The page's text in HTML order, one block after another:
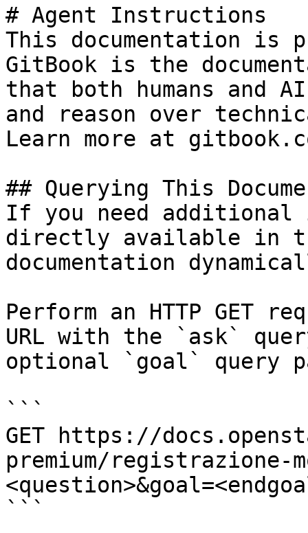
# Agent Instructions
This documentation is
GitBook is the
that both humans and
and reason over
Learn more at
## Querying This
If you need
directly available in
documentation
Perform an HTTP GET
URL with the `ask`
optional `goal` query
```
GET https://
premium/registrazione-
```